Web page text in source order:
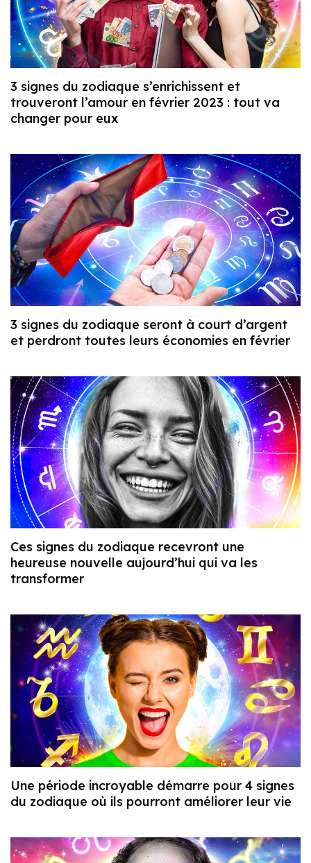
3 signes du zodiaque s’enrichissent et
trouveront l’amour en février 2023 : tout va
changer pour eux
3 signes du zodiaque seront à court d’argent
et perdront toutes leurs économies en février
Ces signes du zodiaque recevront une
heureuse nouvelle aujourd’hui qui va les
transformer
Une période incroyable démarre pour 4 signes
du zodiaque où ils pourront améliorer leur vie